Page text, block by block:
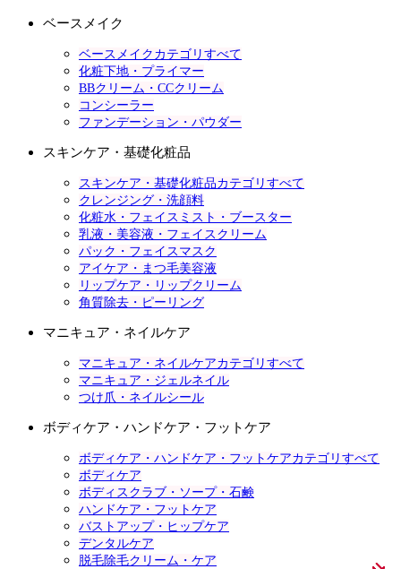
ベースメイク
ベースメイクカテゴリすべて
化粧下地・プライマー
BBクリーム・CCクリーム
コンシーラー
ファンデーション・パウダー
スキンケア・基礎化粧品
スキンケア・基礎化粧品カテゴリすべて
クレンジング・洗顔料
化粧水・フェイスミスト・ブースター
乳液・美容液・フェイスクリーム
パック・フェイスマスク
アイケア・まつ毛美容液
リップケア・リップクリーム
角質除去・ピーリング
マニキュア・ネイルケア
マニキュア・ネイルケアカテゴリすべて
マニキュア・ジェルネイル
つけ爪・ネイルシール
ボディケア・ハンドケア・フットケア
ボディケア・ハンドケア・フットケアカテゴリすべて
ボディケア
ボディスクラブ・ソープ・石鹸
ハンドケア・フットケア
バストアップ・ヒップケア
デンタルケア
脱毛除毛クリーム・ケア